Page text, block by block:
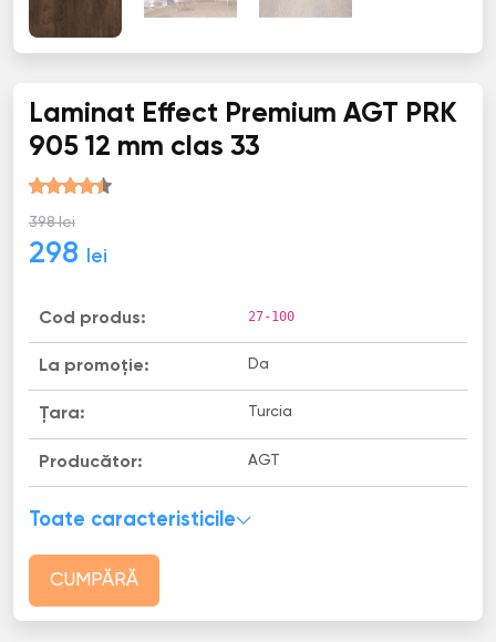
Laminat Effect Premium AGT PRK
905 12 mm clas 33
398 lei
298 lei
Cod produs: 27-100
La promoție: Da
Țara: Turcia
Producător: AGT
Toate caracteristicile
CUMPĂRĂ